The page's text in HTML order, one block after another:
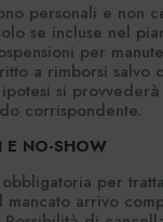
personali e non
se incluse nel
per
a rimborsi salvo
si
corrispondente.
E NO-SHOW
per
mancato arrivo